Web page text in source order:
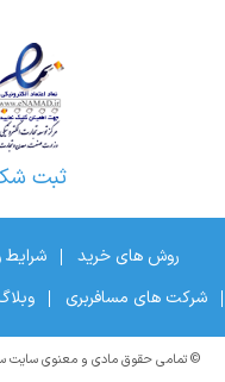
ثبت
روش های خرید
شرکت های مسافربری